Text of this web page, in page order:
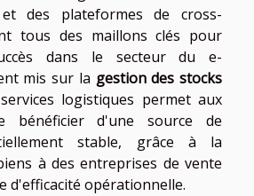
des plateformes de cross-
tous des maillons clés pour
dans le secteur du e-
mis sur la gestion des stocks
logistiques permet aux
bénéficier d'une source de
stable, grâce à la
à des entreprises de vente
d'efficacité opérationnelle.